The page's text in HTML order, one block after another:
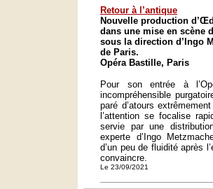
Retour à l’antique
Nouvelle production
dans une mise en scène
sous la direction d’Ingo
de Paris.
Opéra Bastille, Paris
Pour son entrée à
incompréhensible
paré d’atours
l’attention se focalise
servie par une
experte d’Ingo
d’un peu de fluidité après
convaincre.
Le 23/09/2021